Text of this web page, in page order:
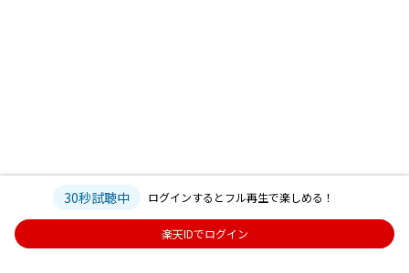
30秒試聴中 ログインするとフル再生で楽しめる！
楽天IDでログイン